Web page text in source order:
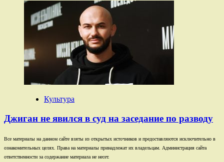
Культура
Джиган не явился в суд на заседание по разводу
Все материалы на данном сайте взяты из открытых источников и предоставляются исключительно в
ознакомительных целях. Права на материалы принадлежат их владельцам. Администрация сайта
ответственности за содержание материала не несет.